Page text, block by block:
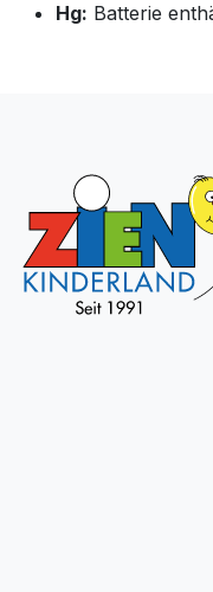
Hg: Batterie